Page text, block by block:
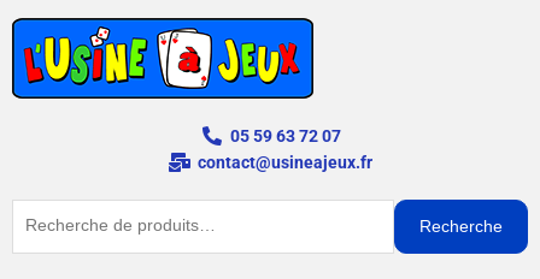
contenu
05 59 63 72 07
contact@usineajeux.fr
Recherche